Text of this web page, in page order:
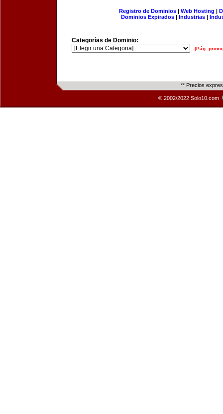
Registro de Dominios| Web Hosting |
Dominios Expirados | Industrias |
Categorías de Dominio:
[Pág.
** Precios
© 2002/2022 Solo10.com